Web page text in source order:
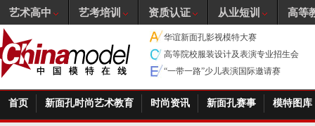
华谊新面孔影视模特大赛
高等院校服装设计及表演专业招生会
“一带一路”少儿表演国际邀请赛
首页 新面孔时尚艺术教育 时尚资讯 新面孔赛事 模特图库
艺术高中 艺考培训 资质认证 从业短训 高等